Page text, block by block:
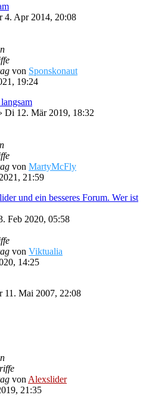
4. Apr 2014, 20:08
von Sponskonaut
19:24
Di 12. Mär 2019, 18:32
von MartyMcFly
21:59
und ein besseres Forum. Wer ist
Feb 2020, 05:58
von Viktualia
14:25
11. Mai 2007, 22:08
von Alexslider
21:35